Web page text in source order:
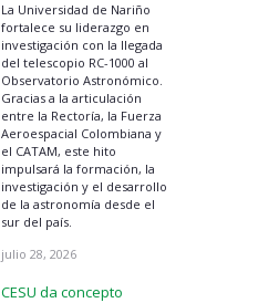
La Universidad de Nariño
fortalece su liderazgo en
investigación con la llegada
del telescopio RC-1000 al
Observatorio Astronómico.
Gracias a la articulación
entre la Rectoría, la Fuerza
Aeroespacial Colombiana y
el CATAM, este hito
impulsará la formación, la
investigación y el desarrollo
de la astronomía desde el
sur del país.
julio 28, 2026
CESU da concepto